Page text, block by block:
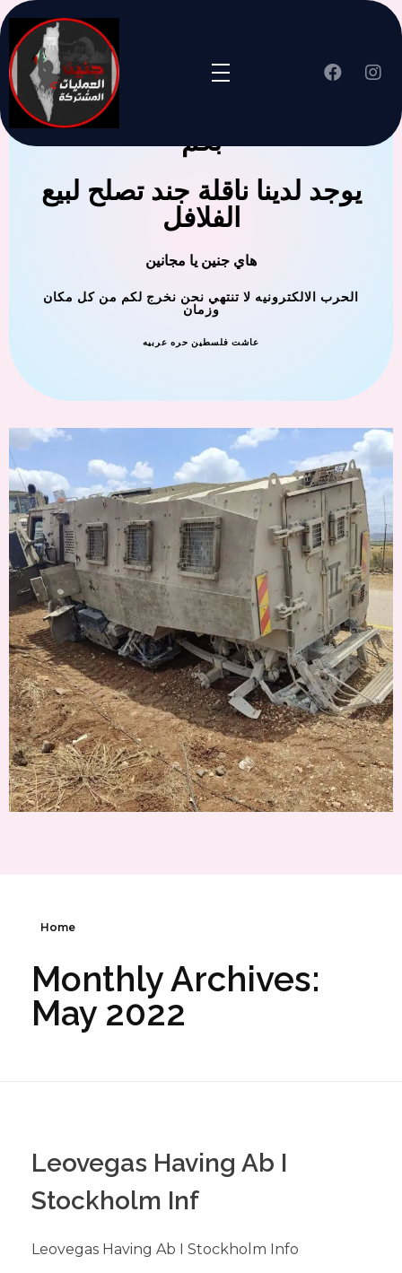
جنين العملية المشتركة ترحب
بكم
يوجد لدينا ناقلة جند تصلح لبيع
الفلافل
هاي جنين يا مجانين
الحرب الالكترونيه لا تنتهي نحن نخرج لكم من كل مكان
وزمان
عاشت فلسطين حره عربيه
Home
Monthly Archives:
May 2022
Leovegas Having Ab I
Stockholm Inf
Leovegas Having Ab I Stockholm Info